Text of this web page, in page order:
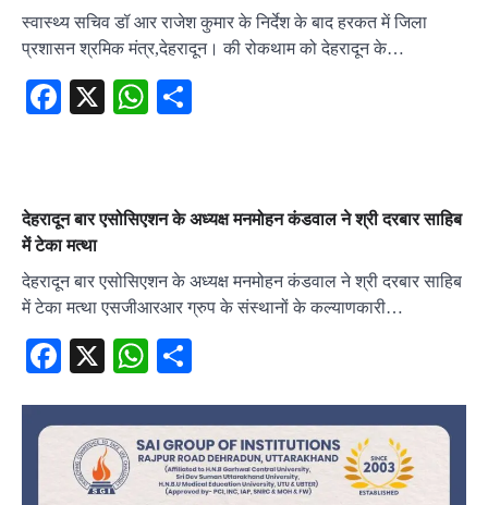
स्वास्थ्य सचिव डॉ आर राजेश कुमार के निर्देश के बाद हरकत में जिला
प्रशासन श्रमिक मंत्र,देहरादून। की रोकथाम को देहरादून के…
Facebook
X WhatsApp
देहरादून बार एसोसिएशन के अध्यक्ष मनमोहन कंडवाल ने श्री दरबार साहिब
में टेका मत्था
देहरादून बार एसोसिएशन के अध्यक्ष मनमोहन कंडवाल ने श्री दरबार साहिब
में टेका मत्था एसजीआरआर ग्रुप के संस्थानों के कल्याणकारी…
Facebook
X WhatsApp